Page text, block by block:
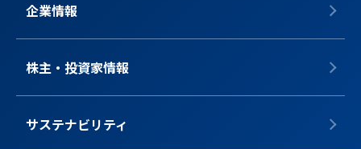
企業情報
株主・投資家情報
サステナビリティ